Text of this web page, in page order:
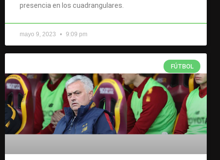
presencia en los cuadrangulares.
mayo 9, 2023 9:09 pm
FÚTBOL